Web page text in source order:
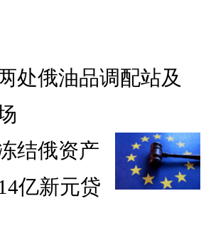
处俄油品调配站及
结俄资产
亿新元贷